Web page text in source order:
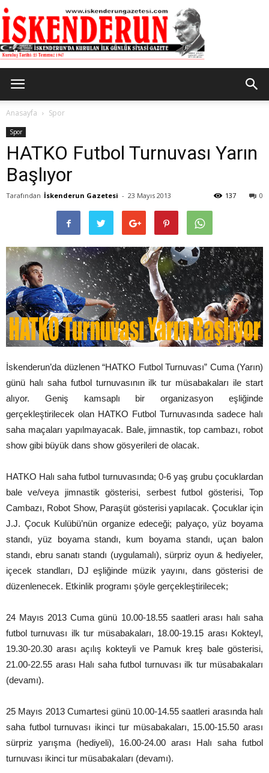
Gazetesi
Anasayfa Spor
Spor
HATKO Futbol Turnuvası Yarın
Başlıyor
Tarafından İskenderun Gazetesi - 23 Mayıs 2013 0
137
İskenderun’da düzlenen “HATKO Futbol Turnuvası” Cuma (Yarın)
günü halı saha futbol turnuvasının ilk tur müsabakaları ile start
alıyor. Geniş kamsaplı bir organizasyon eşliğinde
gerçekleştirilecek olan HATKO Futbol Turnuvasında sadece halı
saha maçaları yapılmayacak. Bale, jimnastik, top cambazı, robot
show gibi büyük dans show gösyerileri de olacak.
HATKO Halı saha futbol turnuvasında; 0-6 yaş grubu çocuklardan
bale ve/veya jimnastik gösterisi, serbest futbol gösterisi, Top
Cambazı, Robot Show, Paraşüt gösterisi yapılacak. Çocuklar için
J.J. Çocuk Kulübü’nün organize edeceği; palyaço, yüz boyama
standı, yüz boyama standı, kum boyama standı, uçan balon
standı, ebru sanatı standı (uygulamalı), sürpriz oyun & hediyeler,
içecek standları, DJ eşliğinde müzik yayını, dans gösterisi de
düzenlenecek. Etkinlik programı şöyle gerçekleştirilecek;
24 Mayıs 2013 Cuma günü 10.00-18.55 saatleri arası halı saha
futbol turnuvası ilk tur müsabakaları, 18.00-19.15 arası Kokteyl,
19.30-20.30 arası açılış kokteyli ve Pamuk kreş bale gösterisi,
21.00-22.55 arası Halı saha futbol turnuvası ilk tur müsabakaları
(devamı).
25 Mayıs 2013 Cumartesi günü 10.00-14.55 saatleri arasında halı
saha futbol turnuvası ikinci tur müsabakaları, 15.00-15.50 arası
sürpriz yarışma (hediyeli), 16.00-24.00 arası Halı saha futbol
turnuvası ikinci tur müsabakaları (devamı).